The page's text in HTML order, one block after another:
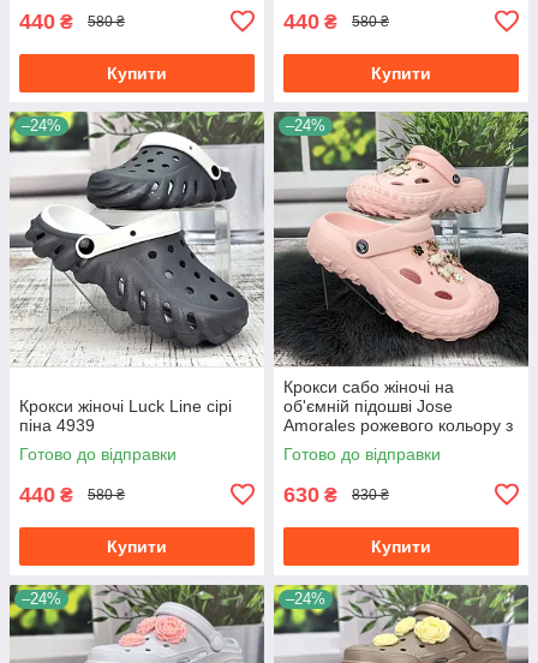
440 ₴ 580 ₴
Купити
440 ₴ 580 ₴
Купити
–24%
Крокси жіночі Luck Line сірі
піна 4939
Готово до відправки
440 ₴ 580 ₴
Купити
–24%
Крокси сабо жіночі на
об'ємній підошві Jose
Amorales рожевого кольору з
джибітсами 4980-3
Готово до відправки
630 ₴ 830 ₴
Купити
–24% –24%